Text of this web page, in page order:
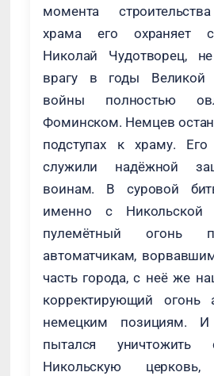
момента
храма его охраняет
Николай Чудотворец,
врагу в годы Великой
войны полностью
Фоминском. Немцев
подступах к храму.
служили надёжной
воинам. В суровой
именно с Никольской
пулемётный огонь
автоматчикам,
часть города, с неё же
корректирующий огонь
немецким позициям.
пытался уничтожить
Никольскую церковь,